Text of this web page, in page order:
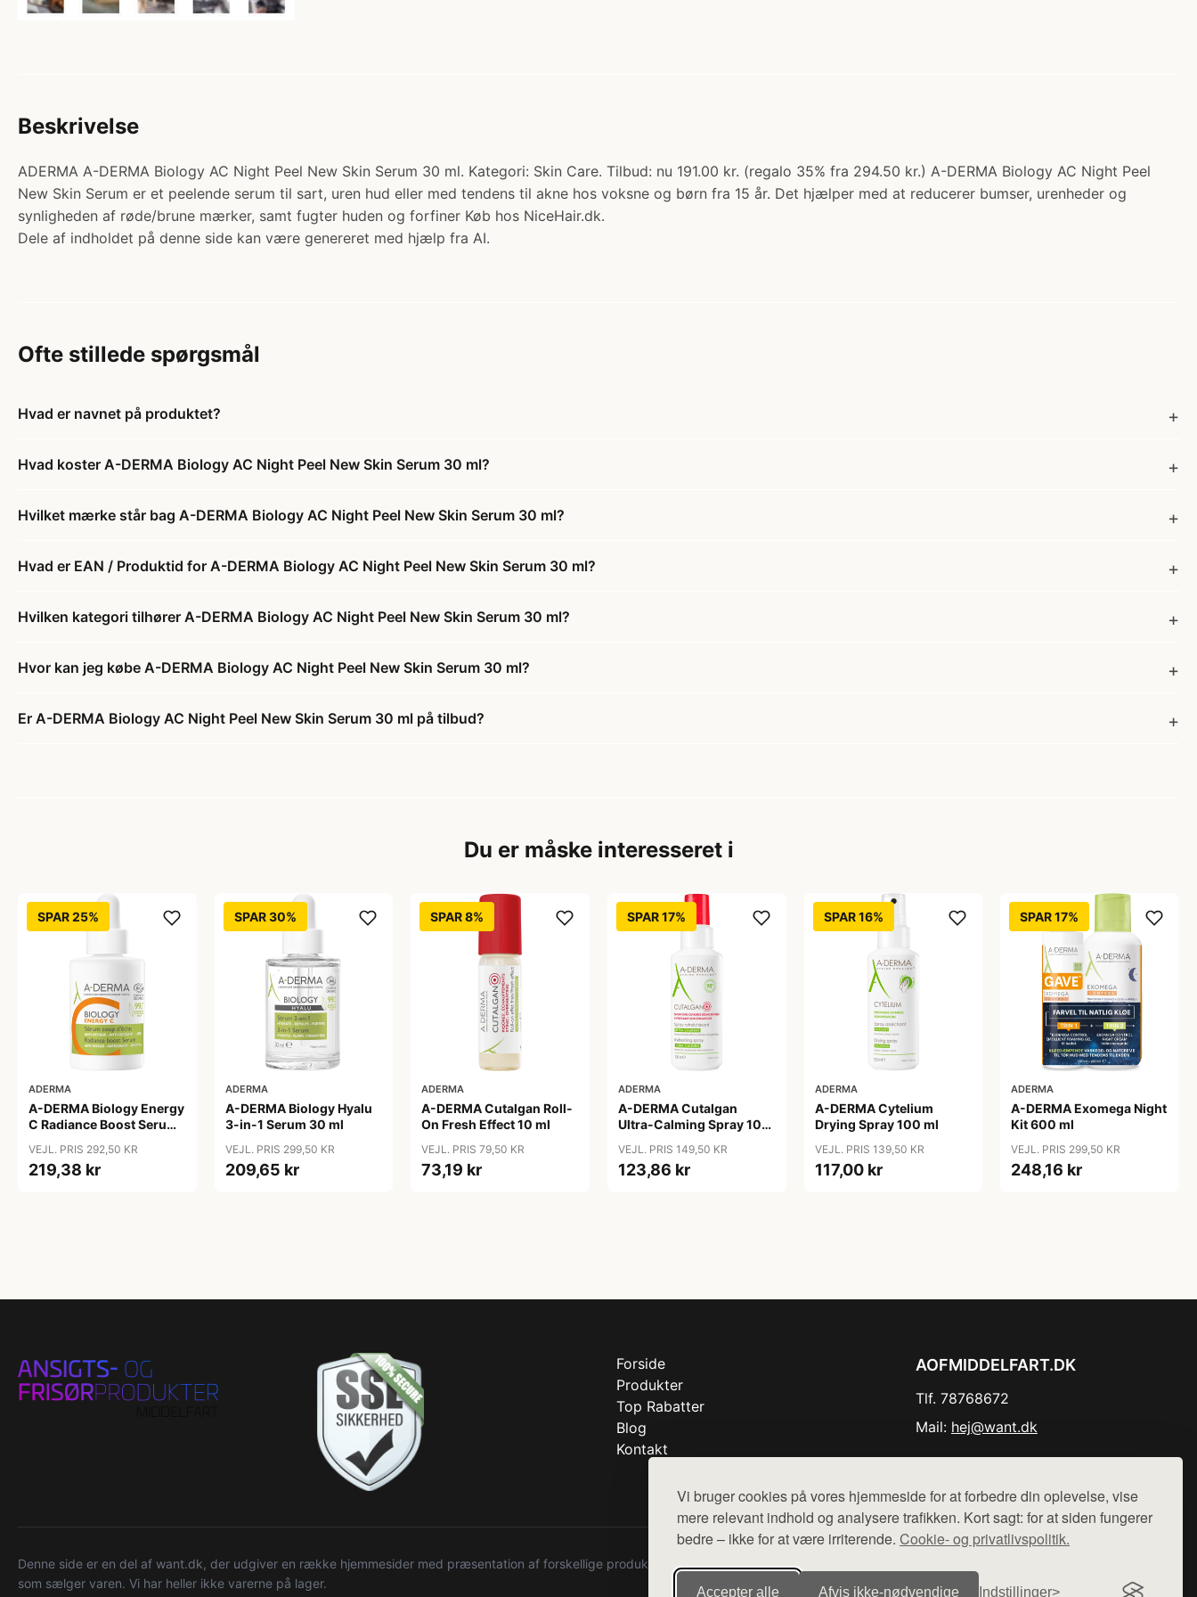
Vi bruger cookies på vores hjemmeside for at forbedre din oplevelse, vise
mere relevant indhold og analysere trafikken. Kort sagt: for at siden fungerer
bedre – ikke for at være irriterende. Cookie- og privatlivspolitik.
Accepter alle Afvis ikke‑nødvendige Indstillinger
Beskrivelse
ADERMA A-DERMA Biology AC Night Peel New Skin Serum 30 ml. Kategori: Skin Care. Tilbud: nu 191.00 kr. (regalo 35% fra 294.50 kr.) A-DERMA Biology AC Night Peel
New Skin Serum er et peelende serum til sart, uren hud eller med tendens til akne hos voksne og børn fra 15 år. Det hjælper med at reducerer bumser, urenheder og
synligheden af røde/brune mærker, samt fugter huden og forfiner Køb hos NiceHair.dk.
Dele af indholdet på denne side kan være genereret med hjælp fra AI.
Ofte stillede spørgsmål
Hvad er navnet på produktet?
Hvad koster A-DERMA Biology AC Night Peel New Skin Serum 30 ml?
Hvilket mærke står bag A-DERMA Biology AC Night Peel New Skin Serum 30 ml?
Hvad er EAN / Produktid for A-DERMA Biology AC Night Peel New Skin Serum 30 ml?
Hvilken kategori tilhører A-DERMA Biology AC Night Peel New Skin Serum 30 ml?
Hvor kan jeg købe A-DERMA Biology AC Night Peel New Skin Serum 30 ml?
Er A-DERMA Biology AC Night Peel New Skin Serum 30 ml på tilbud?
Du er måske interesseret i
SPAR 25%
ADERMA
A-DERMA Biology Energy
C Radiance Boost Serum
VEJL. PRIS 292,50 KR
219,38 kr
SPAR 30%
ADERMA
A-DERMA Biology Hyalu
3-in-1 Serum 30 ml
VEJL. PRIS 299,50 KR
209,65 kr
SPAR 8%
ADERMA
A-DERMA Cutalgan Roll-
On Fresh Effect 10 ml
VEJL. PRIS 79,50 KR
73,19 kr
SPAR 17%
ADERMA
A-DERMA Cutalgan
Ultra-Calming Spray 100
VEJL. PRIS 149,50 KR
123,86 kr
SPAR 16%
ADERMA
A-DERMA Cytelium
Drying Spray 100 ml
VEJL. PRIS 139,50 KR
117,00 kr
SPAR 17%
ADERMA
A-DERMA Exomega Night
Kit 600 ml
VEJL. PRIS 299,50 KR
248,16 kr
Forside
Produkter
Top Rabatter
Blog
Kontakt
AOFMIDDELFART.DK
Tlf. 78768672
Mail: hej@want.dk
Denne side er en del af want.dk, der udgiver en række hjemmesider med præsentation af forskellige produkter fra diverse webshops. Der sælges ikke varer fra denne side - vi henviser til de shops,
som sælger varen. Vi har heller ikke varerne på lager.